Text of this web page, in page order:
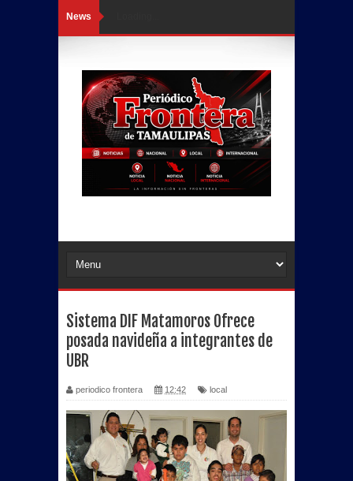
News
Sistema DIF Matamoros Ofrece
posada navideña a integrantes de
UBR
periodico frontera 12:42 local